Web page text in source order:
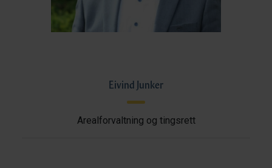
Eivind Junker
Arealforvaltning og tingsrett